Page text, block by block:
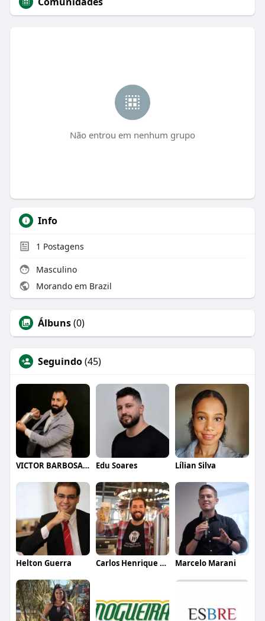
Não entrou em nenhum grupo
Info
1 Postagens
Masculino
Morando em Brazil
Álbuns(0)
Seguindo(45)
VICTOR BARBOSA QUARANTA Edu Soares Lílian Silva
Helton Guerra Carlos Henrique de Faria Vasconcelos Marcelo Marani